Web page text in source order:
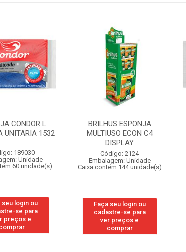
CONDOR L
UNITARIA 1532
189030
Unidade
60 unidade(s)
seu login ou
se para
preços e
comprar
BRILHUS ESPONJA
MULTIUSO ECON C4
DISPLAY
Código: 2124
Embalagem: Unidade
Caixa contém 144 unidade(s)
Faça seu login ou
cadastre-se para
ver preços e
comprar